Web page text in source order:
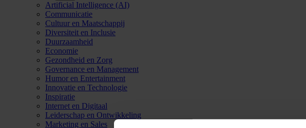
Artificial Intelligence (AI)
Communicatie
Cultuur en Maatschappij
Diversiteit en Inclusie
Duurzaamheid
Economie
Gezondheid en Zorg
Governance en Management
Humor en Entertainment
Innovatie en Technologie
Inspiratie
Internet en Digitaal
Leiderschap en Ontwikkeling
Marketing en Sales